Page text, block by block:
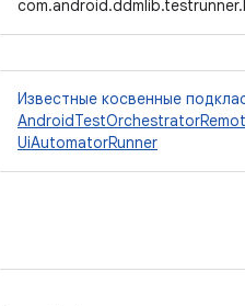
Известные косвенные
UiAutomatorRunner